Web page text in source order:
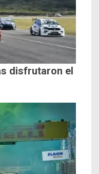
disfrutaron el